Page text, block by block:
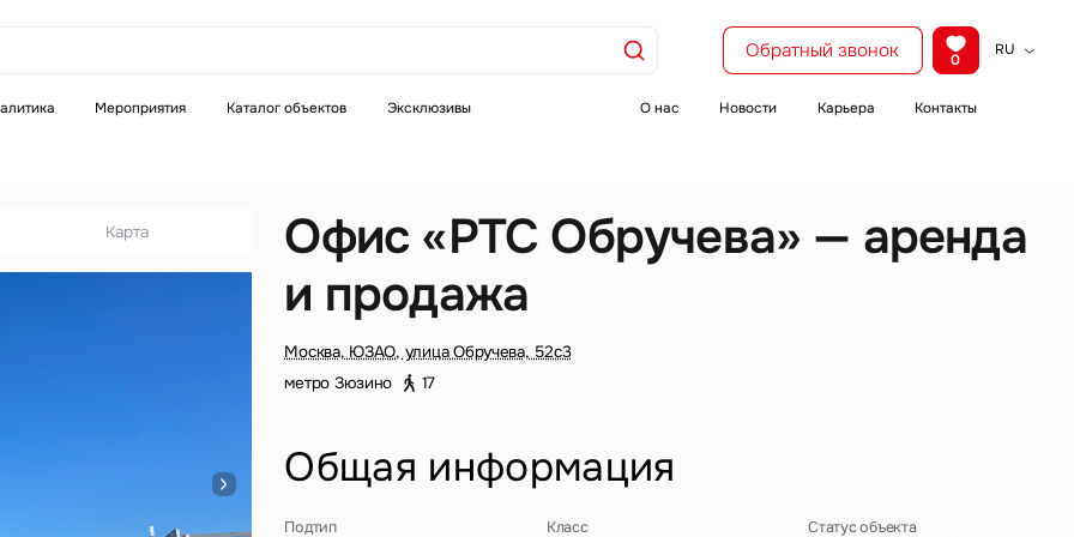
Обратный звонок 0
RU
Мероприятия Каталог объектов Эксклюзивы О нас Новости Карьера Контакты
Офис «РТС Обручева» — аренда
и продажа
Москва, ЮЗАО, улица Обручева, 52с3
метро Зюзино
17
Общая информация
Подтип Класс Статус объекта
Карта
звонок
Это обязательное поле
Введен неверный формат
поле